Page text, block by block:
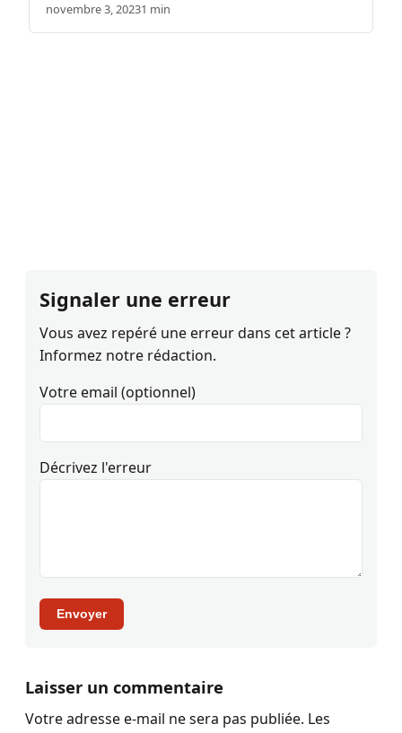
novembre 3, 20231 min
Signaler une erreur
Vous avez repéré une erreur dans cet article ?
Informez notre rédaction.
Votre email (optionnel)
Décrivez l'erreur
Envoyer
Laisser un commentaire
Votre adresse e-mail ne sera pas publiée. Les